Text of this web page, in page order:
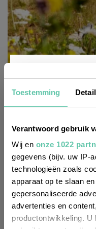
Toestemming
Verantwoord gebruik
Wij en onze 1022
gegevens (bijv. uw IP-
technologieën zoals
apparaat op te slaan
gepersonaliseerde
advertenties en
productontwikkeling. U
toplijstjes
10x Indian
22 OKTOBER 2024
Wil je altijd als
van de laatste
en inspirerende
je dan aan